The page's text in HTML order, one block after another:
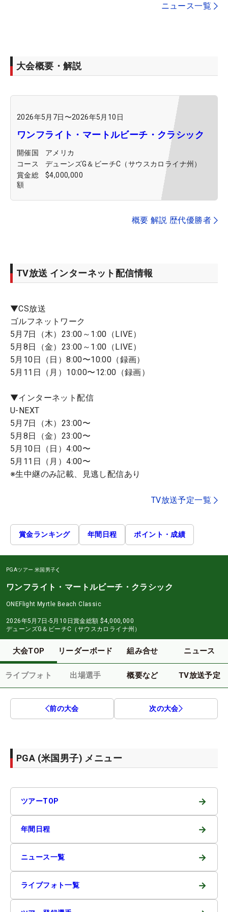
ニュース一覧
大会概要・解説
2026年5月7日 〜2026年5月10日
ワンフライト・マートルビーチ・クラシック
開催国
アメリカ
コース
デューンズG＆ビーチC（サウスカロライナ州）
賞金総
額
$4,000,000
概要 解説 歴代優勝者
TV放送 インターネット配信情報
▼CS放送
ゴルフネットワーク
5月7日（木）23:00～1:00（LIVE）
5月8日（金）23:00～1:00（LIVE）
5月10日（日）8:00〜10:00（録画）
5月11日（月）10:00〜12:00（録画）
▼インターネット配信
U-NEXT
5月7日（木）23:00〜
5月8日（金）23:00〜
5月10日（日）4:00〜
5月11日（月）4:00〜
※生中継のみ記載、見逃し配信あり
TV放送予定一覧
賞金ランキング 年間日程 ポイント・成績
PGAツアー 米国男子
ワンフライト・マートルビーチ・クラシック
ONEFlight Myrtle Beach Classic
2026年5月7日-5月10日賞金総額 $4,000,000
デューンズG＆ビーチC（サウスカロライナ州）
大会TOP リーダーボード 組み合せ ニュース
ライブフォト 出場選手 概要など TV放送予定
前の大会 次の大会
PGA (米国男子) メニュー
ツアーTOP →
年間日程 →
ニュース一覧 →
ライブフォト一覧 →